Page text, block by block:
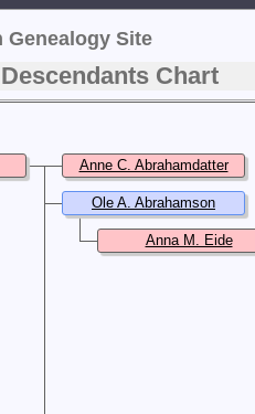
Genealogy Site
Chart
Anne C. Abrahamdatter
Ole A. Abrahamson
Anna M. Eide